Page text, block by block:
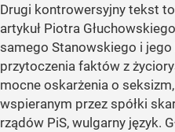
Drugi kontrowersyjny tekst
artykuł Piotra
samego Stanowskiego i jego
przytoczenia faktów z
mocne oskarżenia o
wspieranym przez spółki
rządów PiS, wulgarny język.